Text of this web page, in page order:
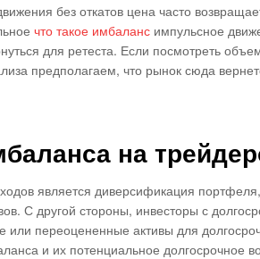
без откатов цена часто
что такое имбаланс импульсное
для ретеста. Если посмотреть
предполагаем, что рынок сюда
на
является диверсификация
С другой стороны, инвесторы с
переоцененные активы для
и их потенциальное долгосрочное